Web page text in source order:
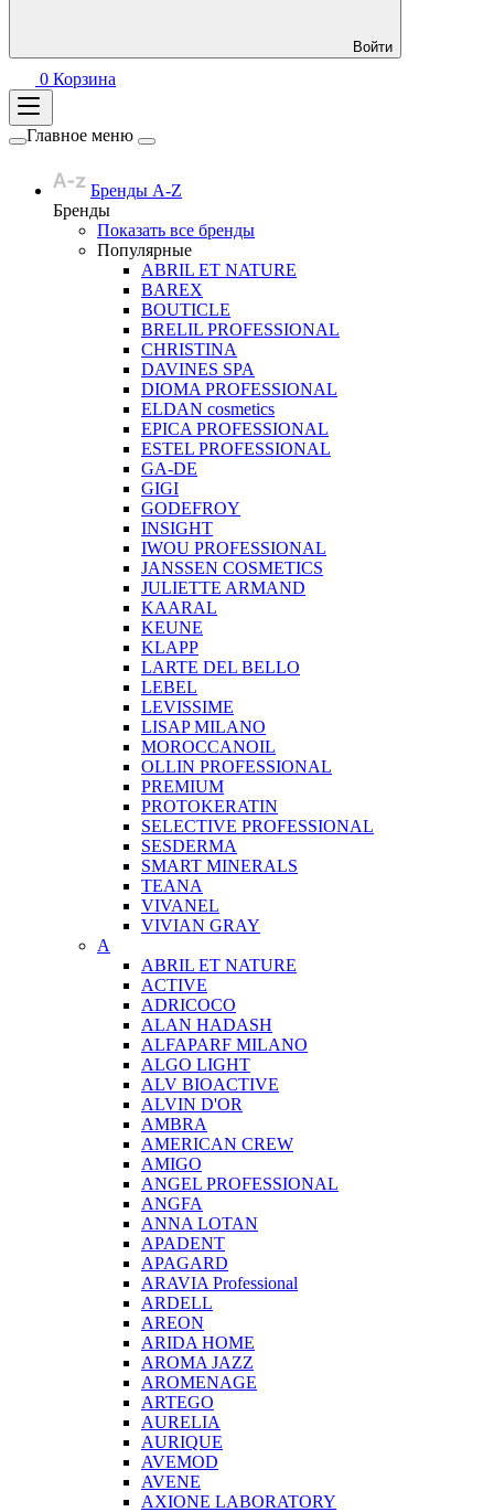
Войти
0 Корзина
Главное меню
Бренды A-Z
Бренды
Показать все бренды
Популярные
ABRIL ET NATURE
BAREX
BOUTICLE
BRELIL PROFESSIONAL
CHRISTINA
DAVINES SPA
DIOMA PROFESSIONAL
ELDAN cosmetics
EPICA PROFESSIONAL
ESTEL PROFESSIONAL
GA-DE
GIGI
GODEFROY
INSIGHT
IWOU PROFESSIONAL
JANSSEN COSMETICS
JULIETTE ARMAND
KAARAL
KEUNE
KLAPP
LARTE DEL BELLO
LEBEL
LEVISSIME
LISAP MILANO
MOROCCANOIL
OLLIN PROFESSIONAL
PREMIUM
PROTOKERATIN
SELECTIVE PROFESSIONAL
SESDERMA
SMART MINERALS
TEANA
VIVANEL
VIVIAN GRAY
A
ABRIL ET NATURE
ACTIVE
ADRICOCO
ALAN HADASH
ALFAPARF MILANO
ALGO LIGHT
ALV BIOACTIVE
ALVIN D'OR
AMBRA
AMERICAN CREW
AMIGO
ANGEL PROFESSIONAL
ANGFA
ANNA LOTAN
APADENT
APAGARD
ARAVIA Professional
ARDELL
AREON
ARIDA HOME
AROMA JAZZ
AROMENAGE
ARTEGO
AURELIA
AURIQUE
AVEMOD
AVENE
AXIONE LABORATORY